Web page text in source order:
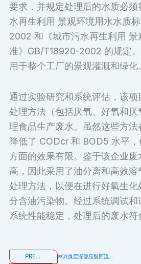
要求，并规定处理后的水质必
水再生利用 景观环境用水水质
2002 和《城市污水再生利用 景
准》GB/T18920-2002 的规定
用于整个工厂的景观灌溉和绿化
通过实验研究和系统评估，该
处理方法（包括厌氧、好氧和
理食品生产废水。虽然这些方
降低了 CODcr 和 BOD5 水平
方面的效果有限。鉴于该企业废
高，因此采用了油分离和高效
处理方法，以便在进行好氧生
分含油污染物。经过系统调试
系统性能稳定，处理后的废水符
PREVIOUS 林兴煤层深部压裂回流液及采出水处理项目